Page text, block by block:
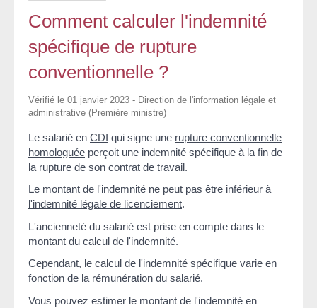
Comment calculer l'indemnité
spécifique de rupture
conventionnelle ?
Vérifié le 01 janvier 2023 - Direction de l'information légale et
administrative (Première ministre)
Le salarié en CDI qui signe une rupture conventionnelle
homologuée perçoit une indemnité spécifique à la fin de
la rupture de son contrat de travail.
Le montant de l'indemnité ne peut pas être inférieur à
l'indemnité légale de licenciement.
L'ancienneté du salarié est prise en compte dans le
montant du calcul de l'indemnité.
Cependant, le calcul de l'indemnité spécifique varie en
fonction de la rémunération du salarié.
Vous pouvez estimer le montant de l'indemnité en